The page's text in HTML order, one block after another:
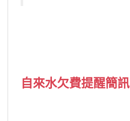
自來水欠費提醒簡訊